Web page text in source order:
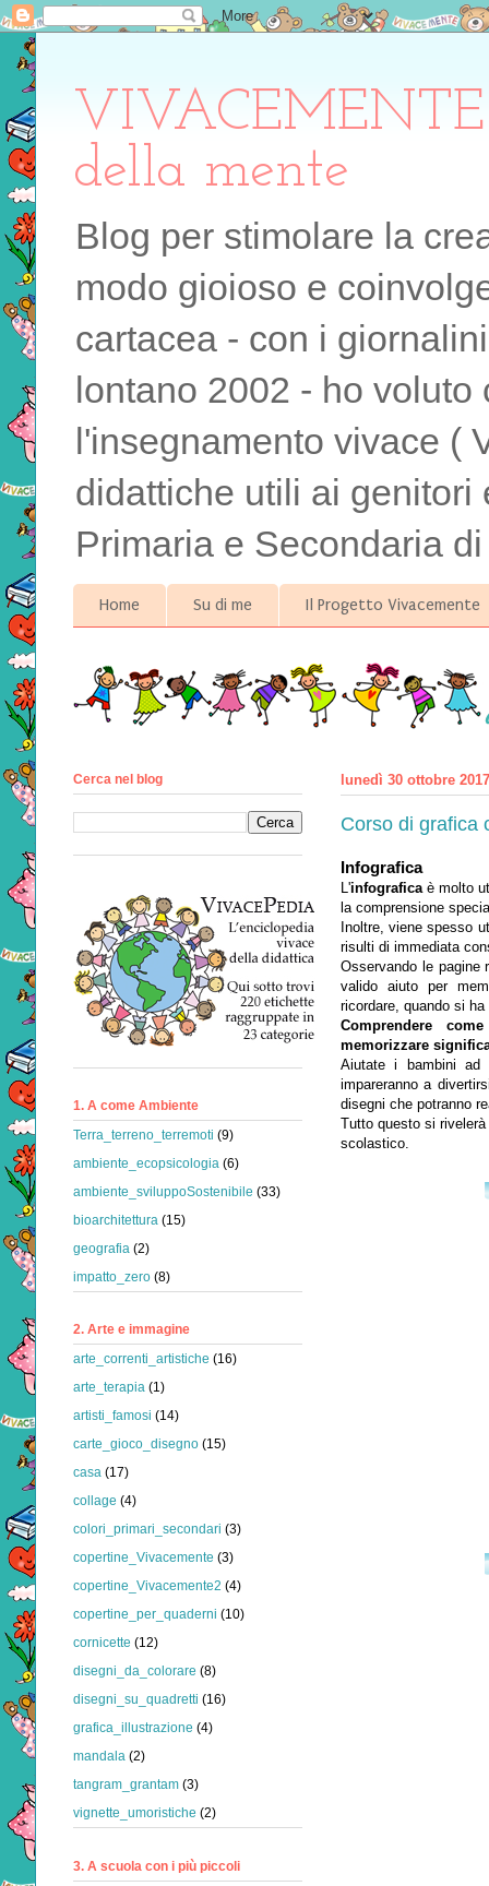
della mente
Blog per stimolare la
modo gioioso e
cartacea - con i
lontano 2002 - ho
l'insegnamento vivace (
didattiche utili ai
Primaria e Secondaria
Home Su di me Il Progetto Vivacemente
lunedì 30 ottobre 2017
Corso di grafica
Infografica
L'infografica è molto
la comprensione
Inoltre, viene spesso
risulti di immediata
Osservando le pagine
valido aiuto per
ricordare, quando si
Comprendere
memorizzare
Aiutate i bambini ad
impareranno a
disegni che potranno
Tutto questo si
scolastico.
Cerca nel blog
1. A come Ambiente
Terra_terreno_terremoti (9)
ambiente_ecopsicologia (6)
ambiente_sviluppoSostenibile (33)
bioarchitettura (15)
geografia (2)
impatto_zero (8)
2. Arte e immagine
arte_correnti_artistiche (16)
arte_terapia (1)
artisti_famosi (14)
carte_gioco_disegno (15)
casa (17)
collage (4)
colori_primari_secondari (3)
copertine_Vivacemente (3)
copertine_Vivacemente2 (4)
copertine_per_quaderni (10)
cornicette (12)
disegni_da_colorare (8)
disegni_su_quadretti (16)
grafica_illustrazione (4)
mandala (2)
tangram_grantam (3)
vignette_umoristiche (2)
3. A scuola con i più piccoli